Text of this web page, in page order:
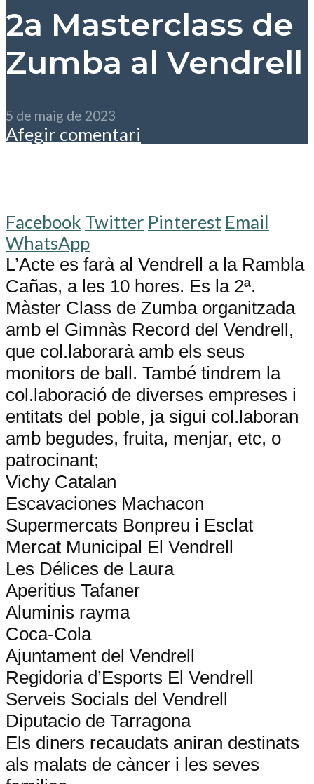
2a Masterclass de
Zumba al Vendrell
5 de maig de 2023
Afegir comentari
Facebook Twitter Pinterest Email
WhatsApp
L’Acte es farà al Vendrell a la Rambla
Cañas, a les 10 hores. Es la 2ª.
Màster Class de Zumba organitzada
amb el Gimnàs Record del Vendrell,
que col.laborarà amb els seus
monitors de ball. També tindrem la
col.laboració de diverses empreses i
entitats del poble, ja sigui col.laboran
amb begudes, fruita, menjar, etc, o
patrocinant;
Vichy Catalan
Escavaciones Machacon
Supermercats Bonpreu i Esclat
Mercat Municipal El Vendrell
Les Délices de Laura
Aperitius Tafaner
Aluminis rayma
Coca-Cola
Ajuntament del Vendrell
Regidoria d’Esports El Vendrell
Serveis Socials del Vendrell
Diputacio de Tarragona
Els diners recaudats aniran destinats
als malats de càncer i les seves